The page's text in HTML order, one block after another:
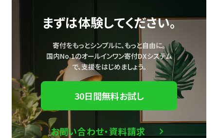
まずは体験してください。
寄付をもっとシンプルに、もっと自由に。
国内No.1のオールインワン寄付DXシステム
で、支援をはじめましょう。
30日間無料お試し
お問い合わせ・資料請求